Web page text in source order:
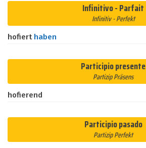
Infinitivo - Parfait
Infinitiv - Perfekt
hofiert haben
Participio presente
Partizip Präsens
hofierend
Participio pasado
Partizip Perfekt